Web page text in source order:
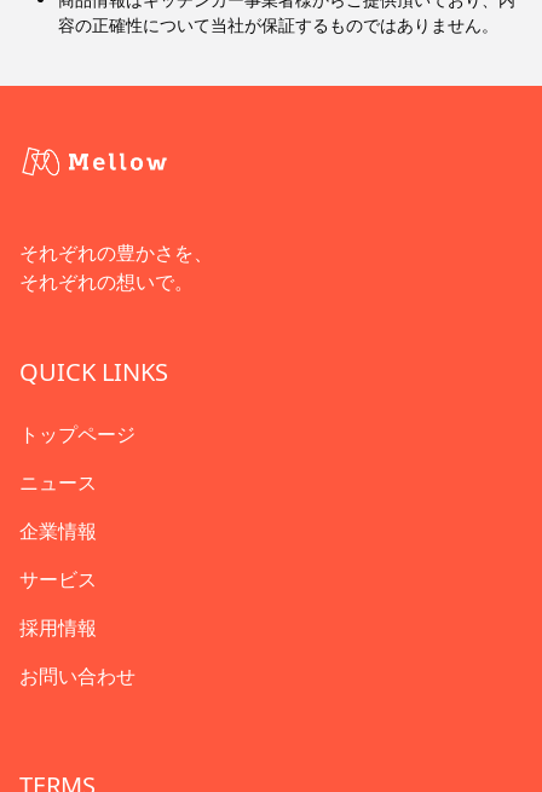
容の正確性について当社が保証するものではありません。
それぞれの豊かさを、
それぞれの想いで。
QUICK LINKS
トップページ
ニュース
企業情報
サービス
採用情報
お問い合わせ
TERMS